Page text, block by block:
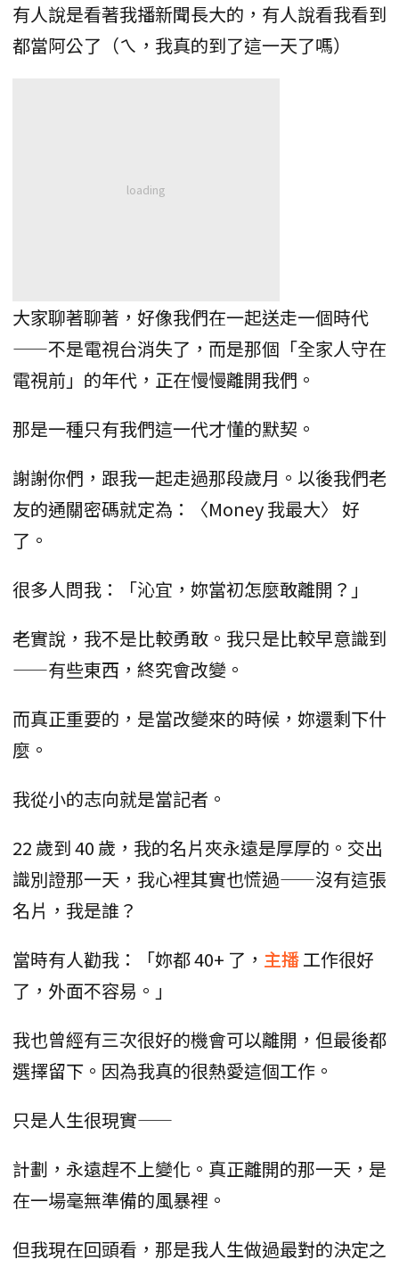
有人說是看著我播新聞長大的，有人說看我看到
都當阿公了（ㄟ，我真的到了這一天了嗎）
大家聊著聊著，好像我們在一起送走一個時代
——不是電視台消失了，而是那個「全家人守在
電視前」的年代，正在慢慢離開我們。
那是一種只有我們這一代才懂的默契。
謝謝你們，跟我一起走過那段歲月。以後我們老
友的通關密碼就定為：〈Money 我最大〉 好
了。
很多人問我：「沁宜，妳當初怎麼敢離開？」
老實說，我不是比較勇敢。我只是比較早意識到
——有些東西，終究會改變。
而真正重要的，是當改變來的時候，妳還剩下什
麼。
我從小的志向就是當記者。
22 歲到 40 歲，我的名片夾永遠是厚厚的。交出
識別證那一天，我心裡其實也慌過——沒有這張
名片，我是誰？
當時有人勸我：「妳都 40+ 了， 主播工作很好
了，外面不容易。」
我也曾經有三次很好的機會可以離開，但最後都
選擇留下。因為我真的很熱愛這個工作。
只是人生很現實——
計劃，永遠趕不上變化。真正離開的那一天，是
在一場毫無準備的風暴裡。
但我現在回頭看，那是我人生做過最對的決定之